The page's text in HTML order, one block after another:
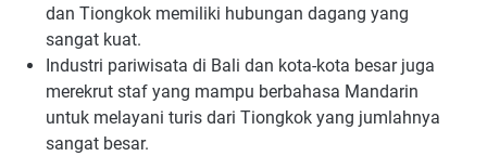
dan Tiongkok memiliki hubungan dagang yang
sangat kuat.
Industri pariwisata di Bali dan kota-kota besar juga
merekrut staf yang mampu berbahasa Mandarin
untuk melayani turis dari Tiongkok yang jumlahnya
sangat besar.